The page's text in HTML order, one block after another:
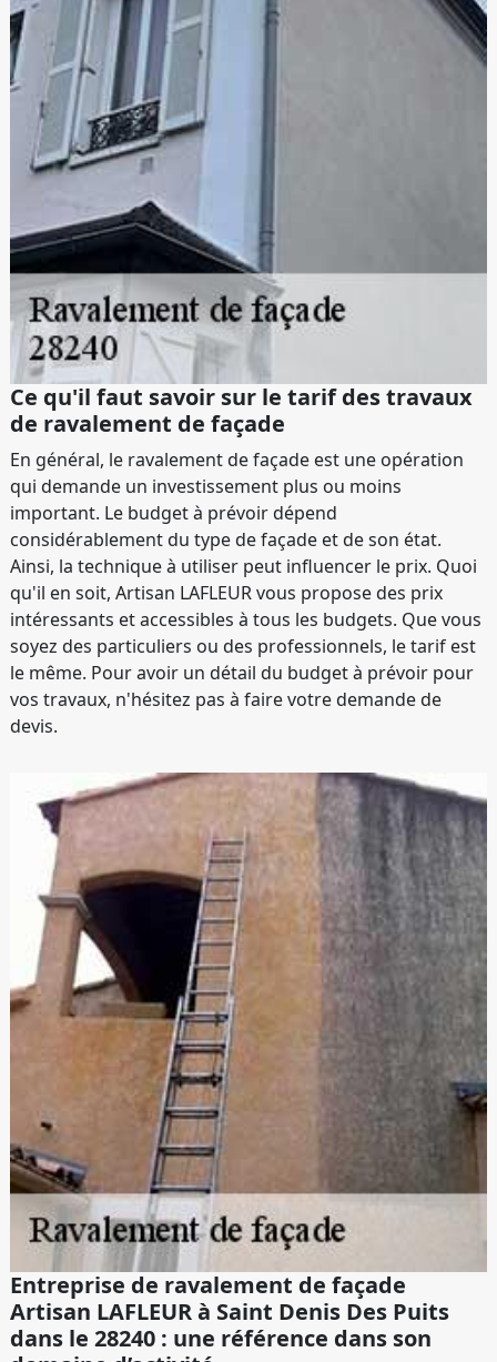
Ce qu'il faut savoir sur le tarif des travaux
de ravalement de façade
En général, le ravalement de façade est une opération
qui demande un investissement plus ou moins
important. Le budget à prévoir dépend
considérablement du type de façade et de son état.
Ainsi, la technique à utiliser peut influencer le prix. Quoi
qu'il en soit, Artisan LAFLEUR vous propose des prix
intéressants et accessibles à tous les budgets. Que vous
soyez des particuliers ou des professionnels, le tarif est
le même. Pour avoir un détail du budget à prévoir pour
vos travaux, n'hésitez pas à faire votre demande de
devis.
Entreprise de ravalement de façade
Artisan LAFLEUR à Saint Denis Des Puits
dans le 28240 : une référence dans son